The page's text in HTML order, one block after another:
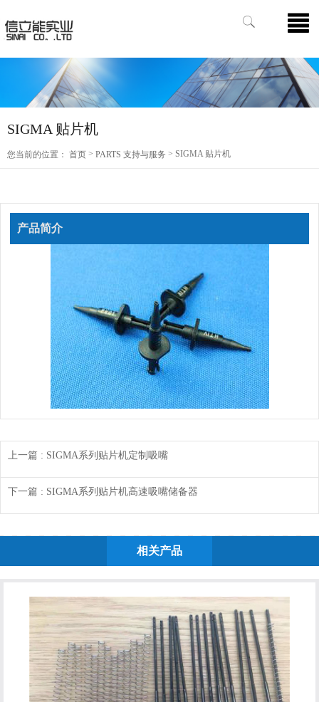
SIGMA 贴片机
您当前的位置： 首页 > PARTS 支持与服务 > SIGMA 贴片机
产品简介
上一篇 : SIGMA系列贴片机定制吸嘴
下一篇 : SIGMA系列贴片机高速吸嘴储备器
相关产品